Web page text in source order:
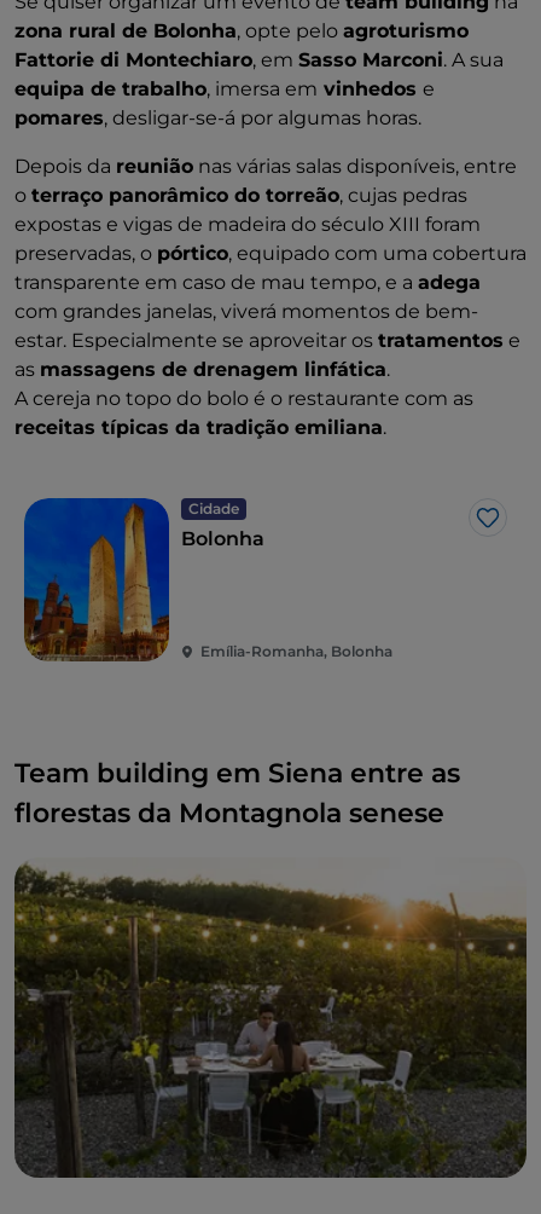
zona rural de Bolonha, opte pelo agroturismo
Fattorie di Montechiaro, em Sasso Marconi. A sua
equipa de trabalho, imersa em vinhedos e
pomares, desligar-se-á por algumas horas.
Depois da reunião nas várias salas disponíveis, entre
o terraço panorâmico do torreão, cujas pedras
expostas e vigas de madeira do século XIII foram
preservadas, o pórtico, equipado com uma cobertura
transparente em caso de mau tempo, e a adega
com grandes janelas, viverá momentos de bem-
estar. Especialmente se aproveitar os tratamentos e
as massagens de drenagem linfática.
A cereja no topo do bolo é o restaurante com as
receitas típicas da tradição emiliana.
Cidade
Bolonha
Emília-Romanha, Bolonha
Team building em Siena entre as
florestas da Montagnola senese